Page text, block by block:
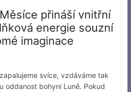
přináší vnitřní
energie souzní
imaginace
svíce, vzdáváme tak
oddanost bohyni Luně. Pokud